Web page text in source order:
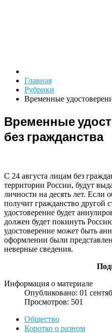
Главная
Рубрики
Временные
Временные
без гражданства
С 24 августа лицам без
территории России, будут
личности на десять лет. Если
получит гражданство другой
удостоверение будет
должен будет покинуть
удостоверение может быть
оформлении были
неверные сведения.
Подготовил
Информация о материале
Опубликовано: 01
Просмотров: 501
Общество
Коротко о разном